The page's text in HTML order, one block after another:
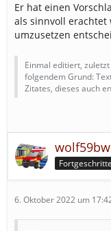
Er hat einen
als sinnvoll erachtet
umzusetzen
Einmal editiert,
folgendem Grund:
Zitates, dieses auch
wolf59bw
6. Oktober 2022 um